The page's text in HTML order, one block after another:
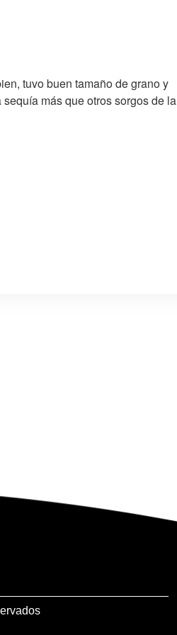
tuvo buen tamaño de grano y
más que otros sorgos de la